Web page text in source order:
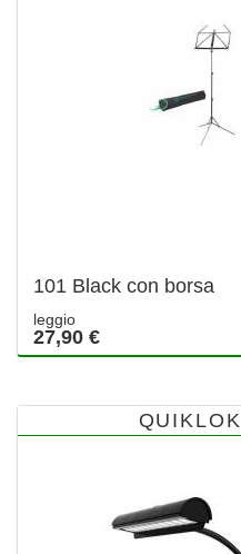
101 Black con borsa
leggio
27,90 €
QUIKLOK